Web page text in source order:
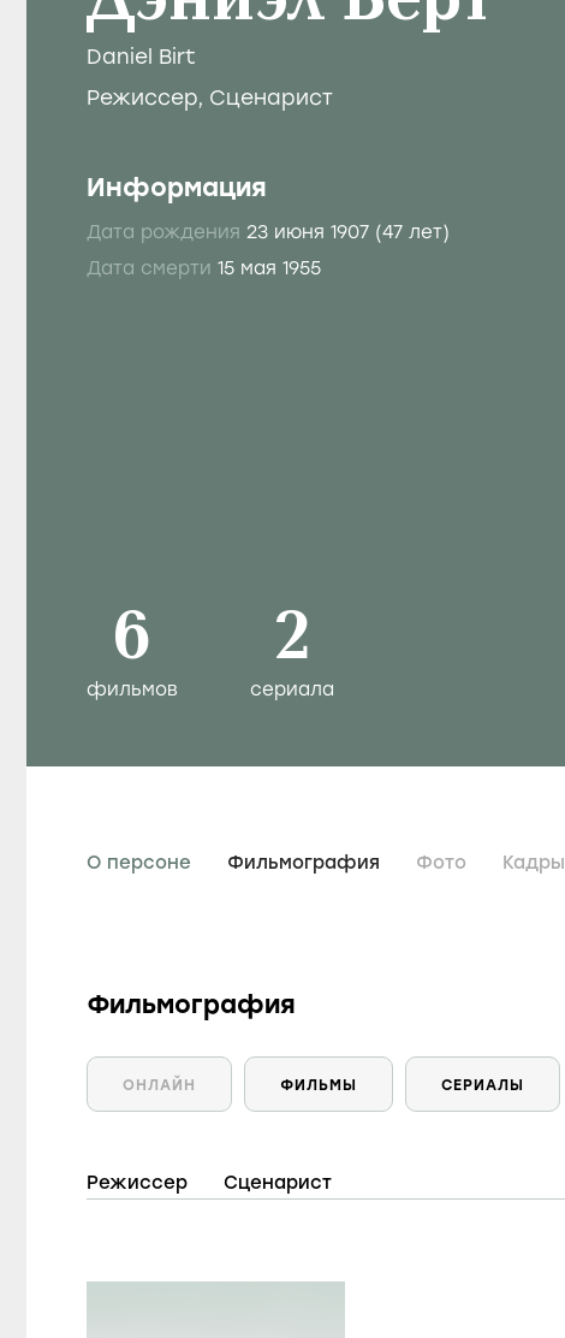
Daniel Birt
Режиссер, Сценарист
Информация
Дата рождения 23 июня 1907 (47 лет)
Дата смерти 15 мая 1955
6
фильмов
2
сериала
О персоне Фильмография Фото Кадры
Фильмография
ОНЛАЙН ФИЛЬМЫ СЕРИАЛЫ
Режиссер Сценарист